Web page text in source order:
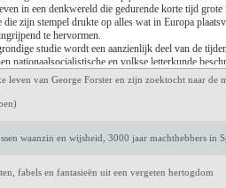
De strijd om een eigen verleden
Markten en havens in de Lage Landen
leven van George Forster en zijn zoektocht naar de
waanzin en wijsheid, 3000 jaar machthebbers in
fabels en fantasieën uit een vergeten hertogdom
in een denkwereld die gedurende korte tijd
die zijn stempel drukte op alles wat in Europa
te hervormen.
studie wordt een aanzienlijk deel van de
nationaalsocialistische en volkse letterkunde
uitgave met een reeks illustraties in
opgenomen. Met bibliografie en zowel een
Verstraete - 31/05/2026]